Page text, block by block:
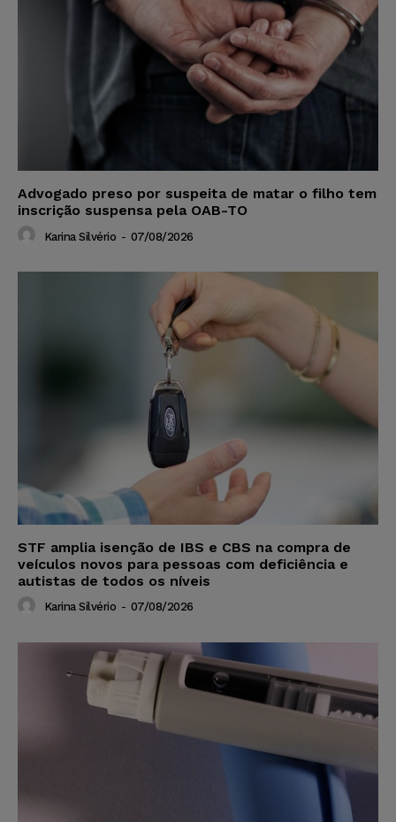
Advogado preso por suspeita de matar o filho tem
inscrição suspensa pela OAB-TO
Karina Silvério - 07/08/2026
STF amplia isenção de IBS e CBS na compra de
veículos novos para pessoas com deficiência e
autistas de todos os níveis
Karina Silvério - 07/08/2026